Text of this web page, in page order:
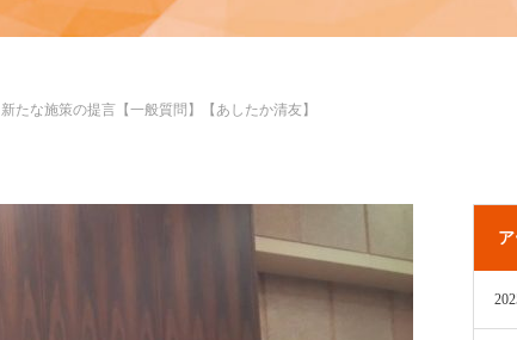
たな施策の提言【一般質問】【あしたか清友】